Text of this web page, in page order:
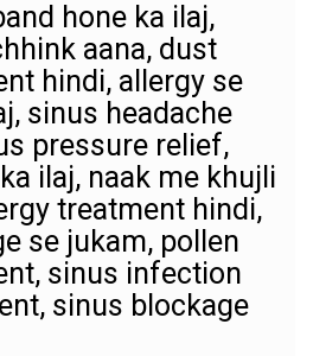
hone ka ilaj,
aana, dust
hindi, allergy se
sinus headache
pressure relief,
ilaj, naak me khujli
treatment hindi,
se jukam, pollen
sinus infection
sinus blockage